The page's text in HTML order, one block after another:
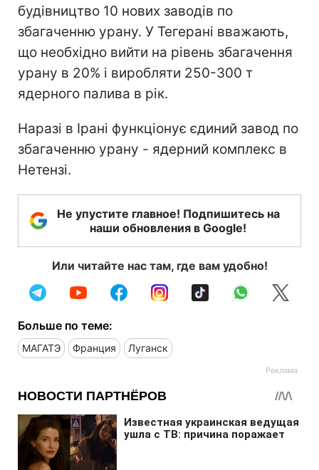
будівництво 10 нових заводів по
збагаченню урану. У Тегерані вважають,
що необхідно вийти на рівень збагачення
урану в 20% і виробляти 250-300 т
ядерного палива в рік.
Наразі в Ірані функціонує єдиний завод по
збагаченню урану - ядерний комплекс в
Нетензі.
Не упустите главное! Подпишитесь на
наши обновления в Google!
Или читайте нас там, где вам удобно!
Больше по теме:
МАГАТЭ Франция Луганск